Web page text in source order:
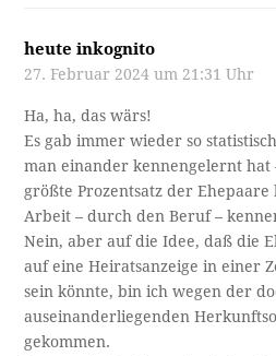
heute inkognito
27. Februar 2024 um 21:31 Uhr
Ha, ha, das wärs!
Es gab immer wieder so
man einander kennengelernt hat
größte Prozentsatz der
Arbeit – durch den Beruf –
Nein, aber auf die Idee, daß die
auf eine Heiratsanzeige in einer
sein könnte, bin ich wegen der
auseinanderliegenden
gekommen.